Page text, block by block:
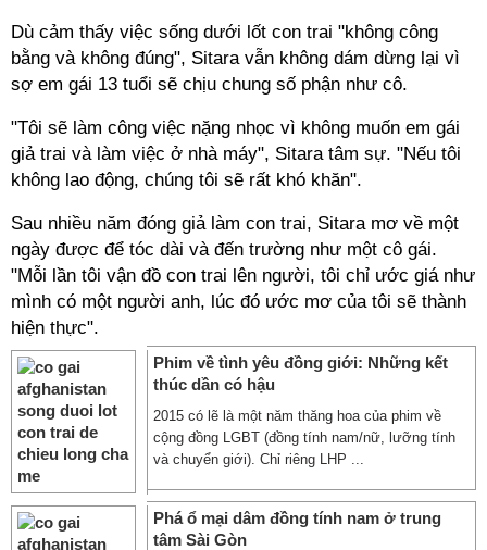
Dù cảm thấy việc sống dưới lốt con trai "không công
bằng và không đúng", Sitara vẫn không dám dừng lại vì
sợ em gái 13 tuổi sẽ chịu chung số phận như cô.
"Tôi sẽ làm công việc nặng nhọc vì không muốn em gái
giả trai và làm việc ở nhà máy", Sitara tâm sự. "Nếu tôi
không lao động, chúng tôi sẽ rất khó khăn".
Sau nhiều năm đóng giả làm con trai, Sitara mơ về một
ngày được để tóc dài và đến trường như một cô gái.
"Mỗi lần tôi vận đồ con trai lên người, tôi chỉ ước giá như
mình có một người anh, lúc đó ước mơ của tôi sẽ thành
hiện thực".
Phim về tình yêu đồng giới: Những kết
thúc dần có hậu
2015 có lẽ là một năm thăng hoa của phim về
cộng đồng LGBT (đồng tính nam/nữ, lưỡng tính
và chuyển giới). Chỉ riêng LHP ...
Phá ổ mại dâm đồng tính nam ở trung
tâm Sài Gòn